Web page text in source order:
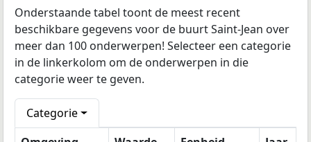
Onderstaande tabel toont de meest recent
beschikbare gegevens voor de buurt Saint-Jean over
meer dan 100 onderwerpen! Selecteer een categorie
in de linkerkolom om de onderwerpen in die
categorie weer te geven.
Categorie